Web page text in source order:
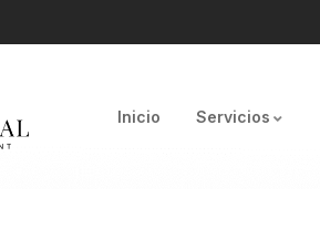
Inicio Servicios